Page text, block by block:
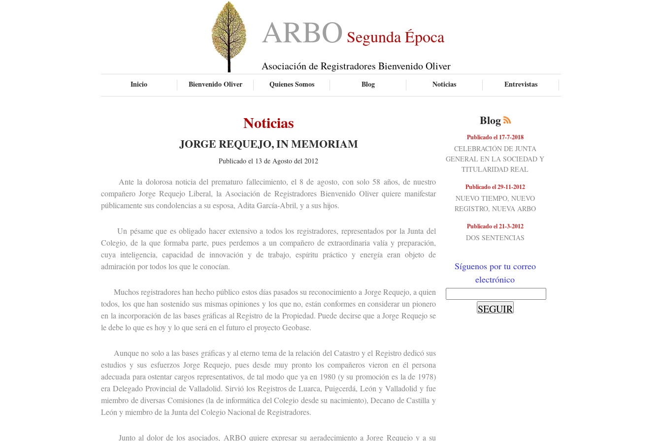
ARBO Segunda Época
Asociación de Registradores Bienvenido Oliver
Inicio Bienvenido Oliver Quienes Somos Blog Noticias Entrevistas
Noticias
JORGE REQUEJO, IN MEMORIAM
Publicado el 13 de Agosto del 2012
Ante la dolorosa noticia del prematuro fallecimiento, el 8 de agosto, con solo 58 años, de nuestro
compañero Jorge Requejo Liberal, la Asociación de Registradores Bienvenido Oliver quiere manifestar
públicamente sus condolencias a su esposa, Adita García-Abril, y a sus hijos.
Un pésame que es obligado hacer extensivo a todos los registradores, representados por la Junta del
Colegio, de la que formaba parte, pues perdemos a un compañero de extraordinaria valía y preparación,
cuya inteligencia, capacidad de innovación y de trabajo, espíritu práctico y energía eran objeto de
admiración por todos los que le conocían.
Muchos registradores han hecho público estos días pasados su reconocimiento a Jorge Requejo, a quien
todos, los que han sostenido sus mismas opiniones y los que no, están conformes en considerar un pionero
en la incorporación de las bases gráficas al Registro de la Propiedad. Puede decirse que a Jorge Requejo se
le debe lo que es hoy y lo que será en el futuro el proyecto Geobase.
Aunque no solo a las bases gráficas y al eterno tema de la relación del Catastro y el Registro dedicó sus
estudios y sus esfuerzos Jorge Requejo, pues desde muy pronto los compañeros vieron en él persona
adecuada para ostentar cargos representativos, de tal modo que ya en 1980 (y su promoción es la de 1978)
era Delegado Provincial de Valladolid. Sirvió los Registros de Luarca, Puigcerdá, León y Valladolid y fue
miembro de diversas Comisiones (la de informática del Colegio desde su nacimiento), Decano de Castilla y
León y miembro de la Junta del Colegio Nacional de Registradores.
Junto al dolor de los asociados, ARBO quiere expresar su agradecimiento a Jorge Requejo y a su
Blog
Publicado el 17-7-2018
CELEBRACIÓN DE JUNTA
GENERAL EN LA SOCIEDAD Y
TITULARIDAD REAL
Publicado el 29-11-2012
NUEVO TIEMPO, NUEVO
REGISTRO, NUEVA ARBO
Publicado el 21-3-2012
DOS SENTENCIAS
Síguenos por tu correo
electrónico